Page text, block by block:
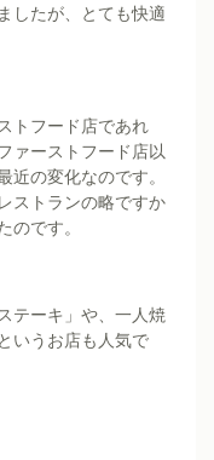
したが、とても快適
トフード店であれ
ァーストフード店以
近の変化なのです。
ストランの略ですか
のです。
テーキ」や、一人焼
いうお店も人気で